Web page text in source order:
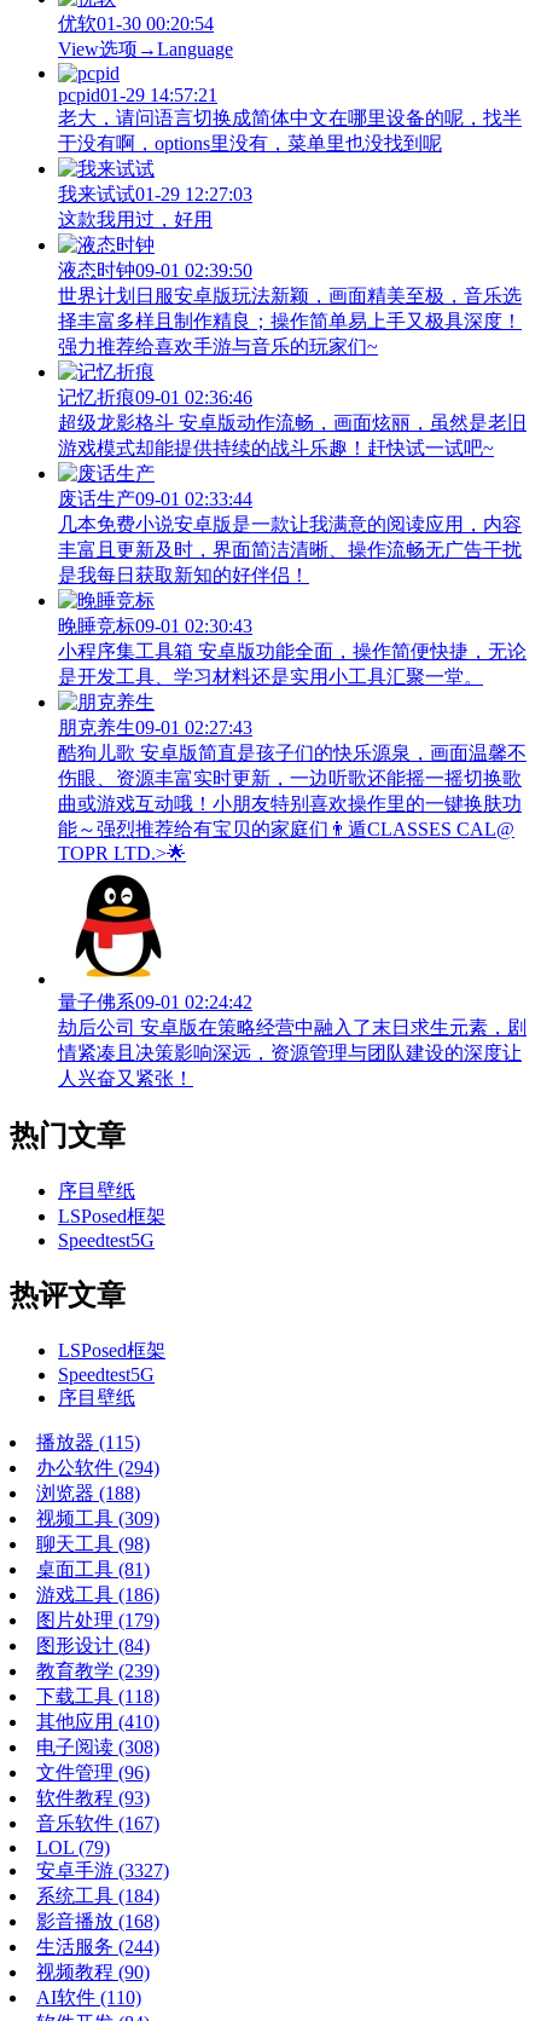
优软01-30 00:20:54
View‌选项→Language
pcpid01-29 14:57:21
老大，请问语言切换成简体中文在哪里设备的呢，找半
于没有啊，options里没有，菜单里也没找到呢
我来试试01-29 12:27:03
这款我用过，好用
液态时钟09-01 02:39:50
世界计划日服安卓版玩法新颖，画面精美至极，音乐选
择丰富多样且制作精良；操作简单易上手又极具深度！
强力推荐给喜欢手游与音乐的玩家们~
记忆折痕09-01 02:36:46
超级龙影格斗 安卓版动作流畅，画面炫丽，虽然是老旧
游戏模式却能提供持续的战斗乐趣！赶快试一试吧~
废话生产09-01 02:33:44
几本免费小说安卓版是一款让我满意的阅读应用，内容
丰富且更新及时，界面简洁清晰、操作流畅无广告干扰
是我每日获取新知的好伴侣！
晚睡竞标09-01 02:30:43
小程序集工具箱 安卓版功能全面，操作简便快捷，无论
是开发工具、学习材料还是实用小工具汇聚一堂。
朋克养生09-01 02:27:43
酷狗儿歌 安卓版简直是孩子们的快乐源泉，画面温馨不
伤眼、资源丰富实时更新，一边听歌还能摇一摇切换歌
曲或游戏互动哦！小朋友特别喜欢操作里的一键换肤功
能～强烈推荐给有宝贝的家庭们👨‍遁️CLASSES CAL@
TOPR LTD.>🌟
量子佛系09-01 02:24:42
劫后公司 安卓版在策略经营中融入了末日求生元素，剧
情紧凑且决策影响深远，资源管理与团队建设的深度让
人兴奋又紧张！
热门文章
序目壁纸
LSPosed框架
Speedtest5G
热评文章
LSPosed框架
Speedtest5G
序目壁纸
播放器 (115)
办公软件 (294)
浏览器 (188)
视频工具 (309)
聊天工具 (98)
桌面工具 (81)
游戏工具 (186)
图片处理 (179)
图形设计 (84)
教育教学 (239)
下载工具 (118)
其他应用 (410)
电子阅读 (308)
文件管理 (96)
软件教程 (93)
音乐软件 (167)
LOL (79)
安卓手游 (3327)
系统工具 (184)
影音播放 (168)
生活服务 (244)
视频教程 (90)
AI软件 (110)